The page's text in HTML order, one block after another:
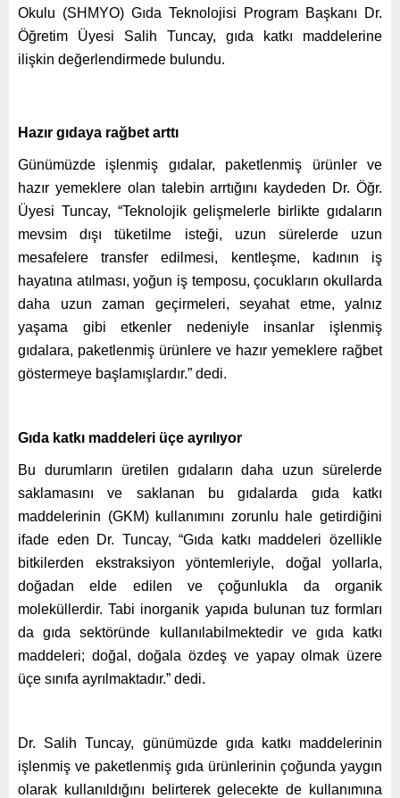
Okulu (SHMYO) Gıda Teknolojisi Program Başkanı Dr.
Öğretim Üyesi Sal ih Tuncay, gıda katkı maddelerine
ilişkin değerlendirmede bulundu.
Hazır gıdaya rağbet arttı
Günümüzde işlenmiş gıdalar, paketlenmiş ürünler ve
hazır yemeklere olan talebin arrtığını kaydeden Dr. Öğr.
Üyesi Tuncay, “Teknolojik gelişmelerle birlikte gıdaların
mevsim dışı tüketilme isteği, uzun sürelerde uzun
mesafelere transfer edilmesi, kentleşme, kadının iş
hayatına atılması, yoğun iş temposu, çocukların okullarda
daha uzun zaman geçirmeleri, seyahat etme, yalnız
yaşama gibi etkenler nedeniyle insanlar işlenmiş
gıdalara, paketlenmiş ürünlere ve hazır yemeklere rağbet
göstermeye başlamışlardır.” dedi.
Gıda katkı maddeleri üçe ayrılıyor
Bu durumların üretilen gıdaların daha uzun sürelerde
saklamasını ve saklanan bu gıdalarda gıda katkı
maddelerinin (GKM) kullanımını zorunlu hale getirdiğini
ifade eden Dr. Tuncay, “Gıda katkı maddeleri özellikle
bitkilerden ekstraksiyon yöntemleriyle, doğal yollarla,
doğadan elde edilen ve çoğunlukla da organik
moleküllerdir. Tabi inorganik yapıda bulunan tuz formları
da gıda sektöründe kullanılabilmektedir ve gıda katkı
maddeleri; doğal, doğala özdeş ve yapay olmak üzere
üçe sınıfa ayrılmaktadır.” dedi.
Dr. Salih Tuncay, günümüzde gıda katkı maddelerinin
işlenmiş ve paketlenmiş gıda ürünlerinin çoğunda yaygın
olarak kullanıldığını belirterek gelecekte de kullanımına